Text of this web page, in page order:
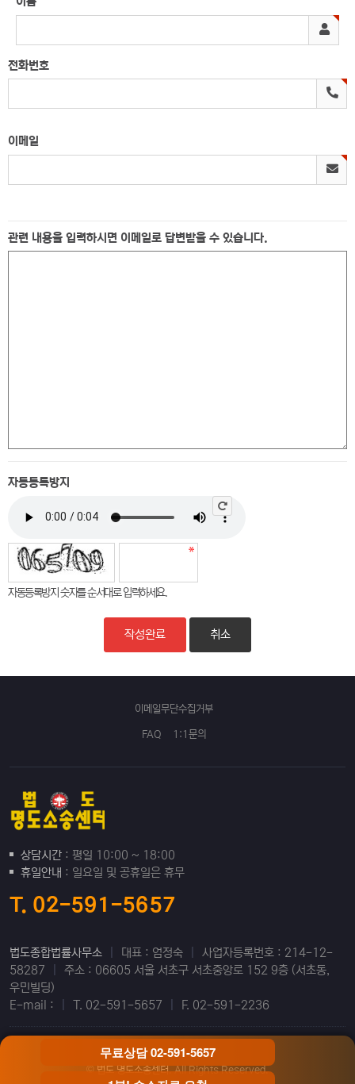
무료상담 02-591-5657
전화번호
이메일
관련 내용을 입력하시면 이메일로 답변받을 수 있습니다.
자동등록방지
자동등록방지 숫자를 순서대로 입력하세요.
취소
이메일무단수집거부
FAQ 1:1문의
상담시간 : 평일 10:00 ~ 18:00
휴일안내 : 일요일 및 공휴일은 휴무
T. 02-591-5657
법도종합법률사무소 대표 : 엄정숙
사업자등록번호 : 214-12-
58287
주소 : 06605 서울 서초구 서초중앙로 152 9층 (서초동,
우민빌딩)
E-mail :
T. 02-591-5657 F. 02-591-2236
© 법도 명도소송센터. All Rights Reserved.